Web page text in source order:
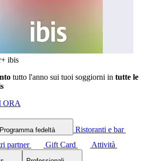
ibis
tutto l'anno sui tuoi soggiorni in tutte le
ORA
Programma fedeltà
Ristoranti e bar
partner Gift Card Attività